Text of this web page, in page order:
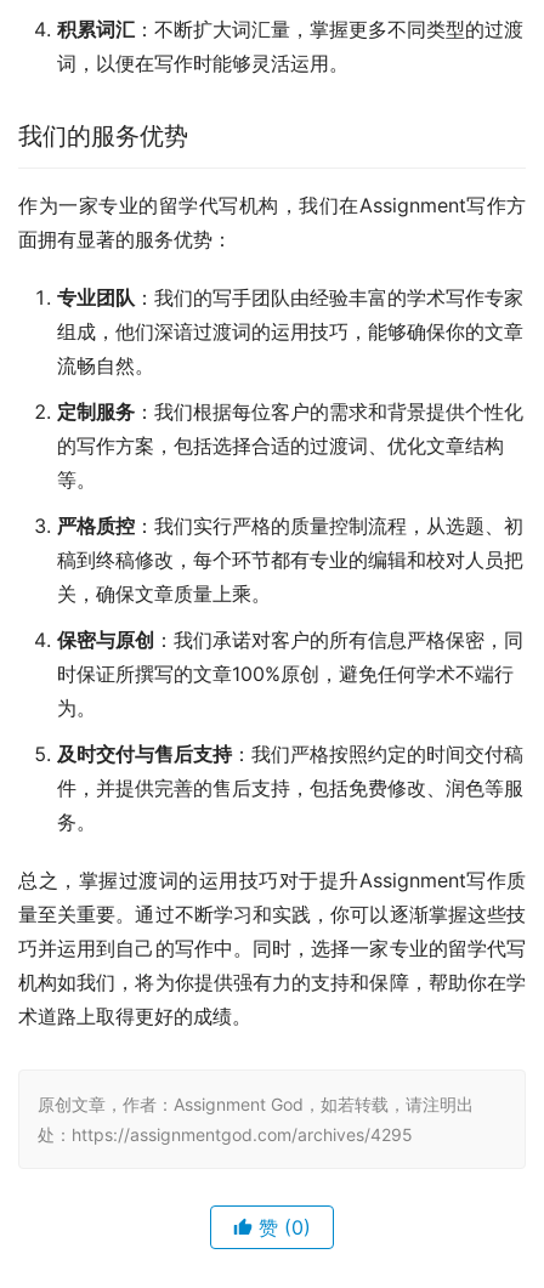
积累词汇 ：不断扩大词汇量，掌握更多不同类型的过渡
词，以便在写作时能够灵活运用。
我们的服务优势
作为一家专业的留学代写机构，我们在Assignment写作方
面拥有显著的服务优势：
专业团队 ：我们的写手团队由经验丰富的学术写作专家
组成，他们深谙过渡词的运用技巧，能够确保你的文章
流畅自然。
定制服务 ：我们根据每位客户的需求和背景提供个性化
的写作方案，包括选择合适的过渡词、优化文章结构
等。
严格质控 ：我们实行严格的质量控制流程，从选题、初
稿到终稿修改，每个环节都有专业的编辑和校对人员把
关，确保文章质量上乘。
保密与原创 ：我们承诺对客户的所有信息严格保密，同
时保证所撰写的文章100%原创，避免任何学术不端行
为。
及时交付与售后支持：我们严格按照约定的时间交付稿
件，并提供完善的售后支持，包括免费修改、润色等服
务。
总之，掌握过渡词的运用技巧对于提升Assignment写作质
量至关重要。通过不断学习和实践，你可以逐渐掌握这些技
巧并运用到自己的写作中。同时，选择一家专业的留学代写
机构如我们，将为你提供强有力的支持和保障，帮助你在学
术道路上取得更好的成绩。
原创文章，作者：Assignment God，如若转载，请注明出
处：https://assignmentgod.com/archives/4295
赞 (0)